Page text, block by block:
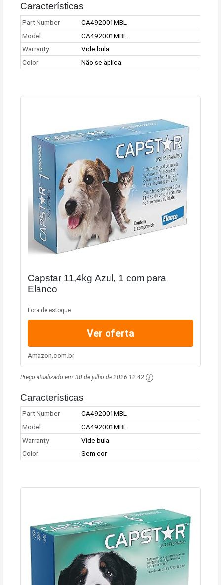
Características
Part Number
CA492001MBL
Model
CA492001MBL
Warranty
Vide bula.
Color
Não se aplica.
Capstar 11,4kg Azul, 1 com para
Elanco
Fora de estoque
Ver oferta
Amazon.com.br
Preço atualizado em:30 de julho de 2026 12:42
Características
Part Number
CA492001MBL
Model
CA492001MBL
Warranty
Vide bula.
Color
Sem cor